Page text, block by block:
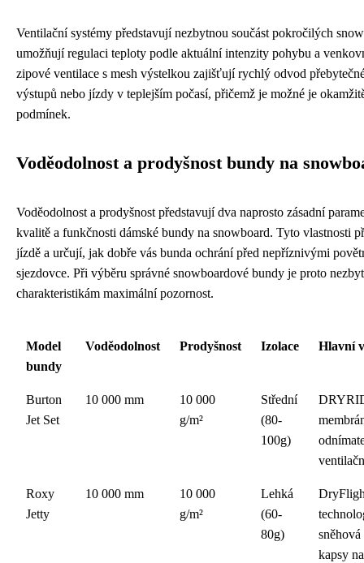
Ventilační systémy představují nezbytnou součást pokročilých
umožňují regulaci teploty podle aktuální intenzity pohybu a
zipové ventilace s mesh výstelkou zajišťují rychlý odvod
výstupů nebo jízdy v teplejším počasí, přičemž je možné je
podmínek.
Voděodolnost a prodyšnost bundy na
Voděodolnost a prodyšnost představují dva naprosto zásadní
kvalitě a funkčnosti dámské bundy na snowboard. Tyto vlastnosti
jízdě a určují, jak dobře vás bunda ochrání před nepříznivými
sjezdovce. Při výběru správné snowboardové bundy je proto
charakteristikám maximální pozornost.
Model
bundy
Voděodolnost Prodyšnost Izolace Hlavní
Burton
Jet Set
10 000 mm
10 000
g/m²
Střední
(80-
100g)
Roxy
Jetty
10 000 mm
10 000
g/m²
Lehká
(60-
80g)
sněhová
kapsy